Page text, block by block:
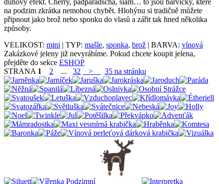
na podzim zkrátka nemohou chybět. Hlohýnu si tradičně můžete
připnout jako brož nebo sponku do vlasů a zářit tak hned několika
způsoby.
VELIKOST: mini | TYP: mašle, sponka, brož | BARVA: vínová
Zakázkové jeleny již nevyrábíme. Pokud chcete koupit jelena,
přejděte do sekce ESHOP
STRANA 1 2 ... 32 > 35 na stránku